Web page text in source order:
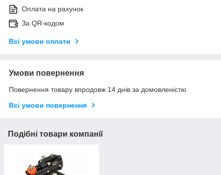
Оплата на рахунок
За QR-кодом
Всі умови оплати
Умови повернення
Повернення товару впродовж 14 днів за домовленістю
Всі умови повернення
Подібні товари компанії